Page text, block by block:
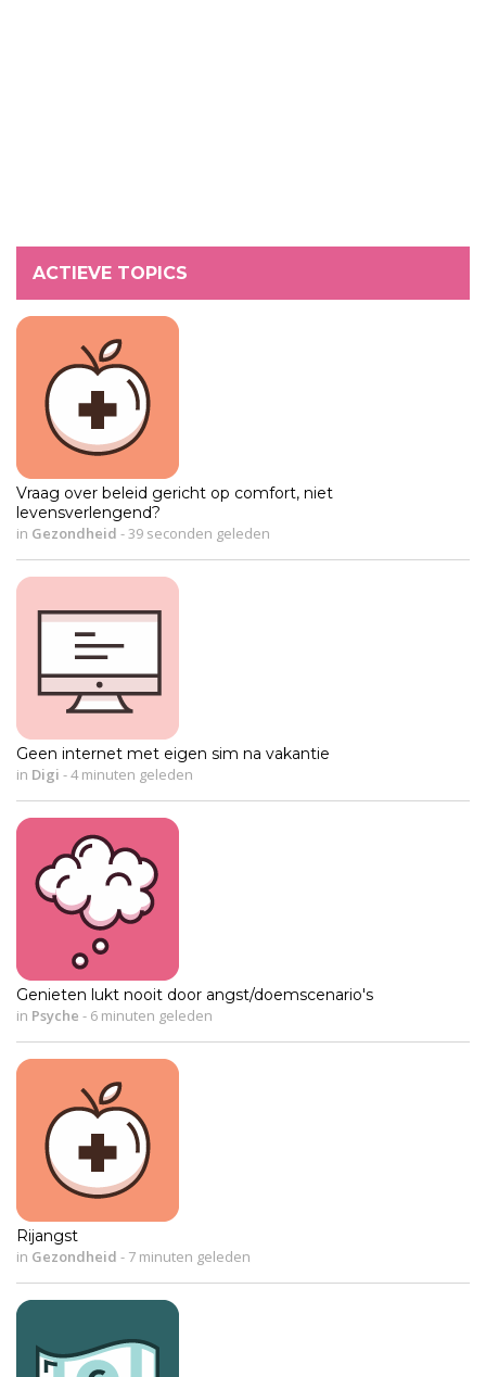
ACTIEVE TOPICS
Vraag over beleid gericht op comfort, niet
levensverlengend?
in Gezondheid -39 seconden geleden
Geen internet met eigen sim na vakantie
in Digi -4 minuten geleden
Genieten lukt nooit door angst/doemscenario's
in Psyche - 6 minuten geleden
Rijangst
in Gezondheid - 7 minuten geleden